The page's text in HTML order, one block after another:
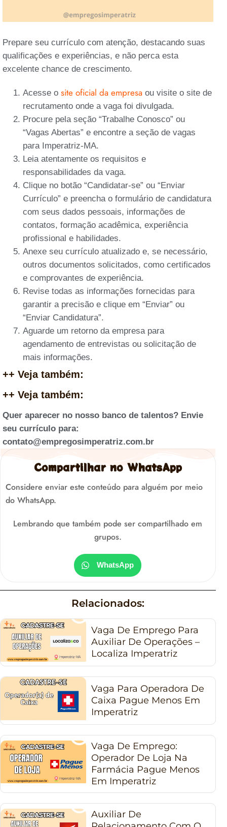
Prepare seu currículo com atenção, destacando suas
qualificações e experiências, e não perca esta
excelente chance de crescimento.
Acesse o site oficial da empresa ou visite o site de
recrutamento onde a vaga foi divulgada.
Procure pela seção “Trabalhe Conosco” ou
“Vagas Abertas” e encontre a seção de vagas
para Imperatriz-MA.
Leia atentamente os requisitos e
responsabilidades da vaga.
Clique no botão “Candidatar-se” ou “Enviar
Currículo” e preencha o formulário de candidatura
com seus dados pessoais, informações de
contatos, formação acadêmica, experiência
profissional e habilidades.
Anexe seu currículo atualizado e, se necessário,
outros documentos solicitados, como certificados
e comprovantes de experiência.
Revise todas as informações fornecidas para
garantir a precisão e clique em “Enviar” ou
“Enviar Candidatura”.
Aguarde um retorno da empresa para
agendamento de entrevistas ou solicitação de
mais informações.
++ Veja também:
++ Veja também:
Quer aparecer no nosso banco de talentos? Envie
seu currículo para:
contato@empregosimperatriz.com.br
Compartilhar no WhatsApp
Considere enviar este conteúdo para alguém por meio
do WhatsApp.
Lembrando que também pode ser compartilhado em
grupos.
WhatsApp
Relacionados:
Vaga De Emprego Para
Auxiliar De Operações –
Localiza Imperatriz
Vaga Para Operadora De
Caixa Pague Menos Em
Imperatriz
Vaga De Emprego:
Operador De Loja Na
Farmácia Pague Menos
Em Imperatriz
Auxiliar De